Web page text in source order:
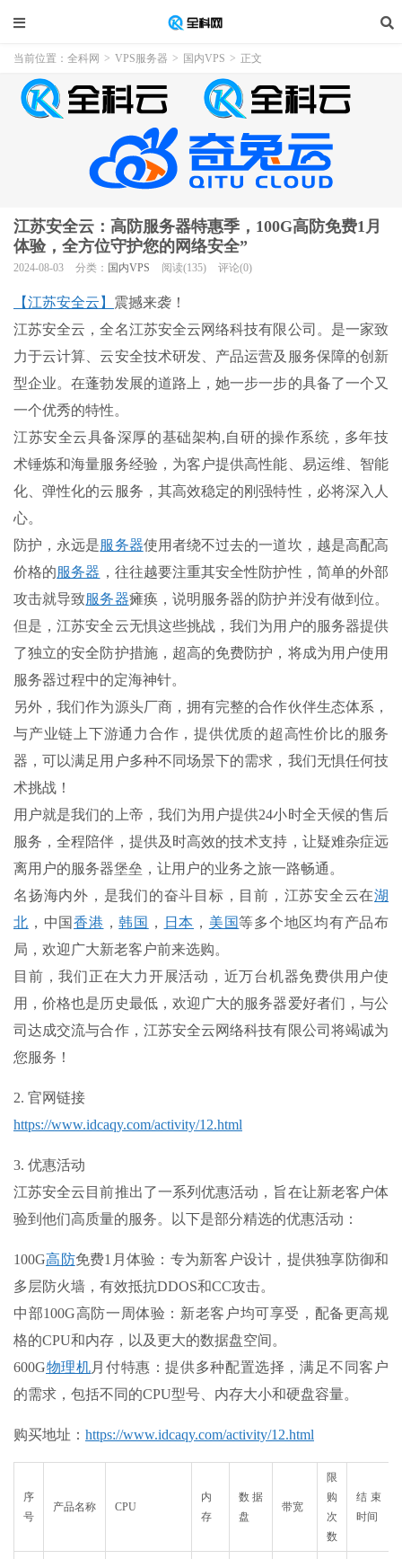
当前位置： 全科网 > VPS服务器 > 国内VPS > 正文
江苏安全云：高防服务器特惠季，100G高防免费1月
体验，全方位守护您的网络安全”
2024-08-03 分类： 国内VPS 阅读(135) 评论(0)
【江苏安全云】 震撼来袭！
江苏安全云，全名江苏安全云网络科技有限公司。是一家致
力于云计算、云安全技术研发、产品运营及服务保障的创新
型企业。在蓬勃发展的道路上，她一步一步的具备了一个又
一个优秀的特性。
江苏安全云具备深厚的基础架构,自研的操作系统，多年技
术锤炼和海量服务经验，为客户提供高性能、易运维、智能
化、弹性化的云服务，其高效稳定的刚强特性，必将深入人
心。
防护，永远是服务器使用者绕不过去的一道坎，越是高配高
价格的服务器 ，往往越要注重其安全性防护性，简单的外部
攻击就导致服务器瘫痪，说明服务器的防护并没有做到位。
但是，江苏安全云无惧这些挑战，我们为用户的服务器提供
了独立的安全防护措施，超高的免费防护，将成为用户使用
服务器过程中的定海神针。
另外，我们作为源头厂商，拥有完整的合作伙伴生态体系，
与产业链上下游通力合作，提供优质的超高性价比的服务
器，可以满足用户多种不同场景下的需求，我们无惧任何技
术挑战！
用户就是我们的上帝，我们为用户提供24小时全天候的售后
服务，全程陪伴，提供及时高效的技术支持，让疑难杂症远
离用户的服务器堡垒，让用户的业务之旅一路畅通。
名扬海内外，是我们的奋斗目标，目前，江苏安全云在湖
北 ，中国 香港 ，韩国 ， 日本 ， 美国 等多个地区均有产品布
局，欢迎广大新老客户前来选购。
目前，我们正在大力开展活动，近万台机器免费供用户使
用，价格也是历史最低，欢迎广大的服务器爱好者们，与公
司达成交流与合作，江苏安全云网络科技有限公司将竭诚为
您服务！
2. 官网链接
https://www.idcaqy.com/activity/12.html
3. 优惠活动
江苏安全云目前推出了一系列优惠活动，旨在让新老客户体
验到他们高质量的服务。以下是部分精选的优惠活动：
100G高防免费1月体验：专为新客户设计，提供独享防御和
多层防火墙，有效抵抗DDOS和CC攻击。
中部100G高防一周体验：新老客户均可享受，配备更高规
格的CPU和内存，以及更大的数据盘空间。
600G物理机月付特惠：提供多种配置选择，满足不同客户
的需求，包括不同的CPU型号、内存大小和硬盘容量。
购买地址： https://www.idcaqy.com/activity/12.html
序
号
产品名称 CPU
内
存
数据
盘
带宽
限
购
次
数
结束
时间